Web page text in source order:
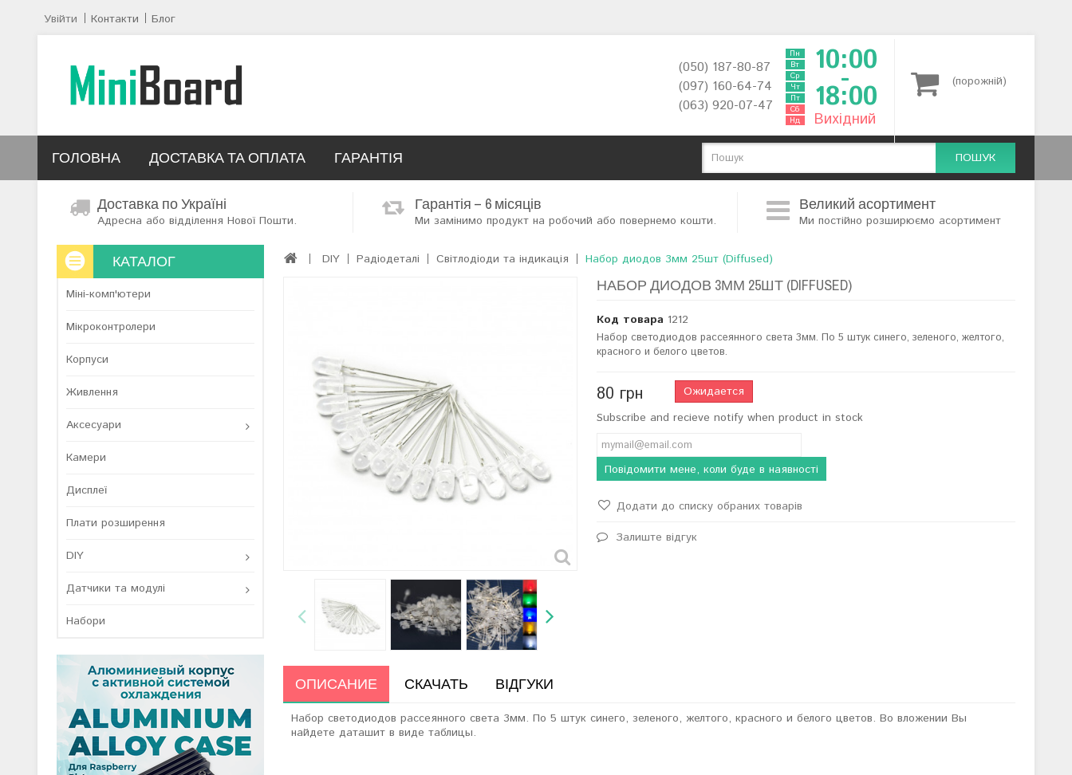
Увійти Контакти Блог
ПОШУК
(порожній)
ГОЛОВНА ДОСТАВКА ТА ОПЛАТА ГАРАНТІЯ
(050) 187-80-87
(097) 160-64-74
(063) 920-07-47
Пн
Вт
Ср
Чт
Пт
Сб
Нд
10:00
-
18:00
Вихідний
Доставка по Україні
Адресна або відділення Нової Пошти.
Гарантія – 6 місяців
Ми замінимо продукт на робочий або повернемо кошти.
Великий асортимент
Ми постійно розширюємо асортимент
КАТАЛОГ
Міні-комп'ютери
Мікроконтролери
Корпуси
Живлення
Аксесуари
Камери
Дисплеї
Плати розширення
DIY
Датчики та модулі
Набори
DIY Радіодеталі Світлодіоди та індикація Набор диодов 3мм 25шт (Diffused)
НАБОР ДИОДОВ 3ММ 25ШТ (DIFFUSED)
Код товара 1212
Набор светодиодов рассеянного света 3мм. По 5 штук синего, зеленого, желтого,
красного и белого цветов.
80 грн
Ожидается
Subscribe and recieve notify when product in stock
Повідомити мене, коли буде в наявності
Додати до списку обраних товарів
Залиште відгук
ОПИСАНИЕ СКАЧАТЬ ВІДГУКИ
Набор светодиодов рассеянного света 3мм. По 5 штук синего, зеленого, желтого, красного и белого цветов.Во вложении Вы
найдете даташит в виде таблицы.